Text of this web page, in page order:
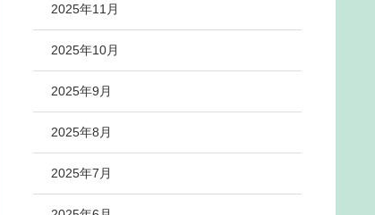
2025年11月
2025年10月
2025年9月
2025年8月
2025年7月